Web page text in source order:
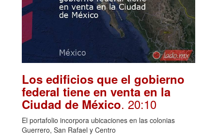
Los edificios que el gobierno
federal tiene en venta en la
Ciudad de México. 20:10
El portafolio incorpora ubicaciones en las colonias
Guerrero, San Rafael y Centro